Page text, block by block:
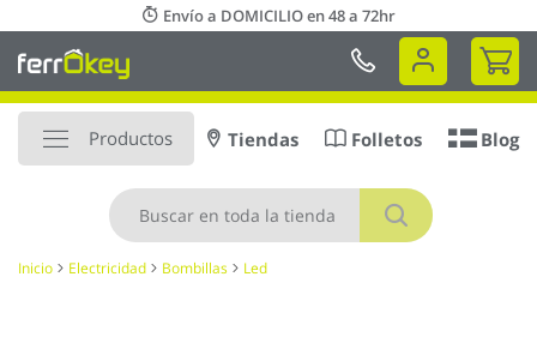
al
contenido
Envío a DOMICILIO en 48 a 72hr
Mi
Productos
Buscar
Tiendas Folletos Blog
Inicio Electricidad Bombillas Led